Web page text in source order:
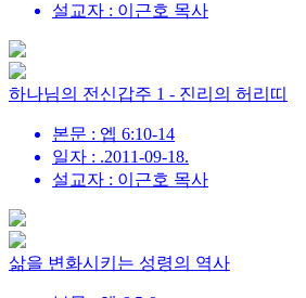
설교자 : 이근호 목사
하나님의 전신갑주 1 - 진리의 허리띠
본문 : 엡 6:10-14
일자 : .2011-09-18.
설교자 : 이근호 목사
삶을 변화시키는 성령의 역사